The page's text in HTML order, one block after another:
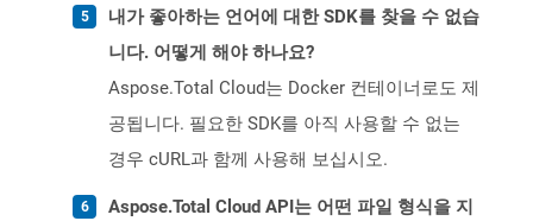
내가 좋아하는 언어에 대한 SDK를 찾을 수 없습
니다. 어떻게 해야 하나요?
Aspose.Total Cloud는 Docker 컨테이너로도 제
공됩니다. 필요한 SDK를 아직 사용할 수 없는
경우 cURL과 함께 사용해 보십시오.
Aspose.Total Cloud API는 어떤 파일 형식을 지